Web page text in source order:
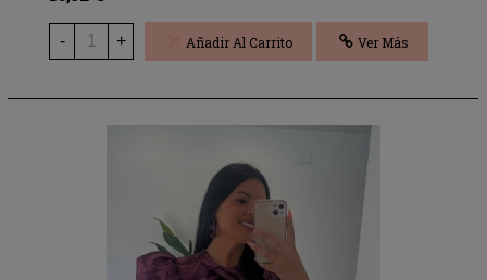
- + Añadir Al Carrito Ver Más